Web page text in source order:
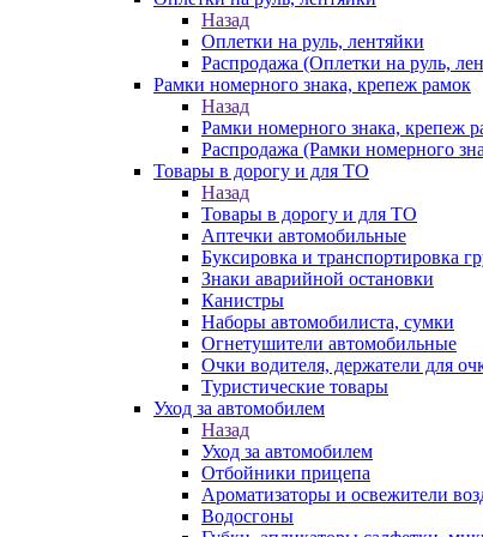
Назад
Оплетки на руль, лентяйки
Распродажа (Оплетки на руль,
Рамки номерного знака, крепеж рамок
Назад
Рамки номерного знака, крепеж
Распродажа (Рамки номерного
Товары в дорогу и для ТО
Назад
Товары в дорогу и для ТО
Аптечки автомобильные
Буксировка и транспортировка
Знаки аварийной остановки
Канистры
Наборы автомобилиста, сумки
Огнетушители автомобильные
Очки водителя, держатели для
Туристические товары
Уход за автомобилем
Назад
Уход за автомобилем
Отбойники прицепа
Ароматизаторы и освежители
Водосгоны